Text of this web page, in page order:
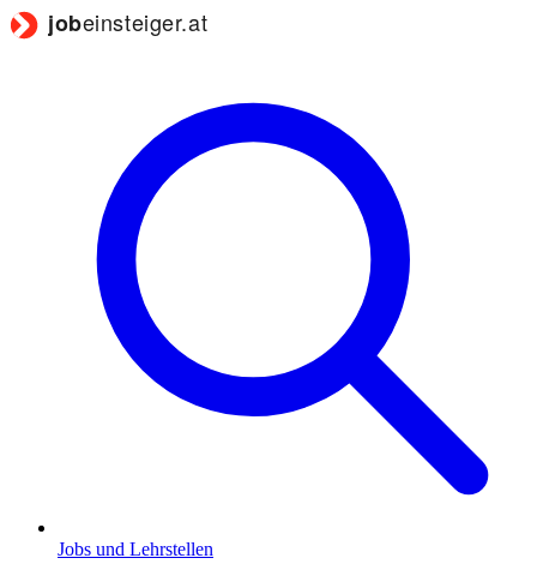
Jobs und Lehrstellen